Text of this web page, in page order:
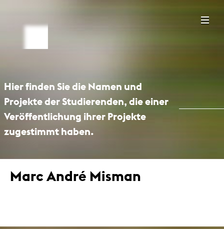
Hier finden Sie die Namen und
Projekte der Studierenden, die einer
Veröffentlichung ihrer Projekte
zugestimmt haben.
Marc André Misman